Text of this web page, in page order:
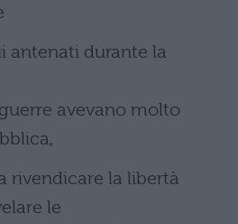
antenati durante la
avevano molto
rivendicare la libertà
le